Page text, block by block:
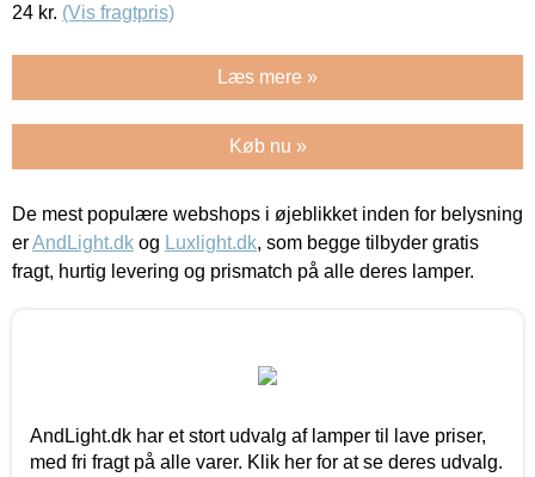
24 kr. (Vis fragtpris)
Læs mere »
Køb nu »
De mest populære webshops i øjeblikket inden for belysning
erAndLight.dk og Luxlight.dk, som begge tilbyder gratis
fragt, hurtig levering og prismatch på alle deres lamper.
AndLight.dk har et stort udvalg af lamper til lave priser,
med fri fragt på alle varer. Klik her for at se deres udvalg.